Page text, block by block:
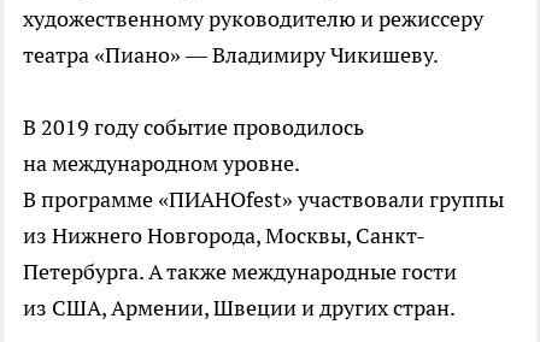
художественному руководителю и режиссеру
театра «Пиано» — Владимиру Чикишеву.
В 2019 году событие проводилось
на международном уровне.
В программе «ПИАНОfest» участвовали группы
из Нижнего Новгорода, Москвы, Санкт-
Петербурга. А также международные гости
из США, Армении, Швеции и других стран.